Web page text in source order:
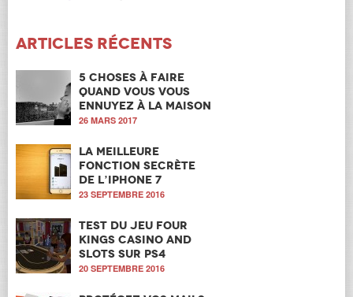
Articles récents
5 choses à faire
quand vous vous
ennuyez à la maison
26 MARS 2017
La meilleure
fonction secrète
de l’iPhone 7
23 SEPTEMBRE 2016
Test du jeu Four
Kings Casino and
Slots sur PS4
20 SEPTEMBRE 2016